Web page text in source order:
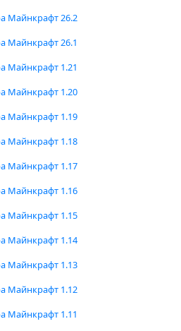
Майнкрафт 26.2
Майнкрафт 26.1
Майнкрафт 1.21
Майнкрафт 1.20
Майнкрафт 1.19
Майнкрафт 1.18
Майнкрафт 1.17
Майнкрафт 1.16
Майнкрафт 1.15
Майнкрафт 1.14
Майнкрафт 1.13
Майнкрафт 1.12
Майнкрафт 1.11